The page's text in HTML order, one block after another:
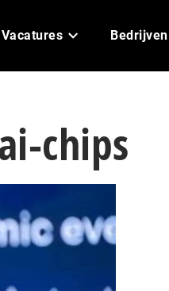
Vacatures Bedrijven
chips